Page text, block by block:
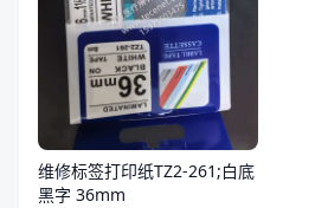
维修标签打印纸TZ2-261;白底
黑字 36mm